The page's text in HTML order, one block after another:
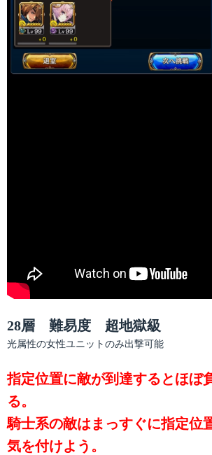
28層 難易度 超地獄級
光属性の女性ユニットのみ出撃可能
指定位置に敵が到達するとほぼ
る。
騎士系の敵はまっすぐに指定位
気を付けよう。